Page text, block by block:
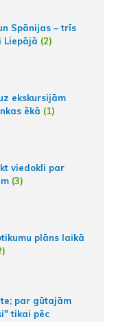
Spānijas – trīs
Liepājā (2)
ekskursijām
ēkā (1)
viedokli par
(3)
plāns laikā
par gūtajām
tikai pēc